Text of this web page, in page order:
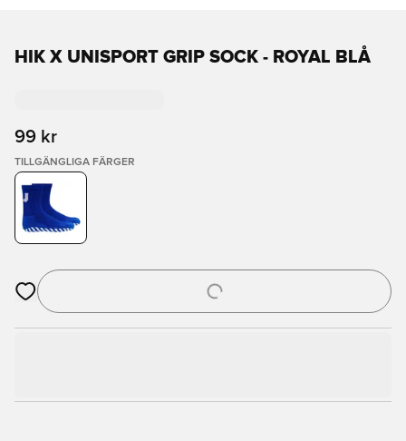
HIK X UNISPORT GRIP SOCK - ROYAL BLÅ
99 kr
TILLGÄNGLIGA FÄRGER
Öppnar en Modal för att logga in eller registrera dig som